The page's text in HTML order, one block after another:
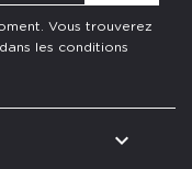
Vous trouverez
les conditions
